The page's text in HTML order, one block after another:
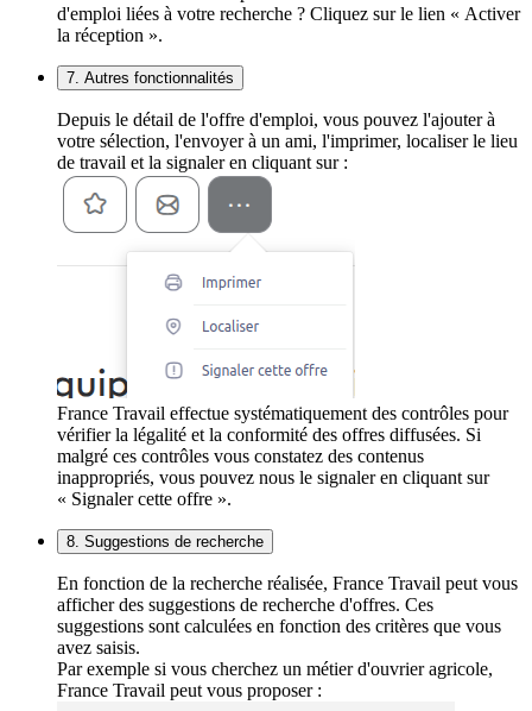
d'emploi liées à votre recherche ? Cliquez sur le lien « Activer
la réception ».
7. Autres fonctionnalités
Depuis le détail de l'offre d'emploi, vous pouvez l'ajouter à
votre sélection, l'envoyer à un ami, l'imprimer, localiser le lieu
de travail et la signaler en cliquant sur :
France Travail effectue systématiquement des contrôles pour
vérifier la légalité et la conformité des offres diffusées. Si
malgré ces contrôles vous constatez des contenus
inappropriés, vous pouvez nous le signaler en cliquant sur
« Signaler cette offre ».
8. Suggestions de recherche
En fonction de la recherche réalisée, France Travail peut vous
afficher des suggestions de recherche d'offres. Ces
suggestions sont calculées en fonction des critères que vous
avez saisis.
Par exemple si vous cherchez un métier d'ouvrier agricole,
France Travail peut vous proposer :